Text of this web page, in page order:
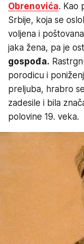
Obrenovića. Kao
Srbije, koja se
voljena i
jaka žena, pa je
gospođa.
porodicu i
preljuba, hrabro
zadesile i bila
polovine 19. veka.